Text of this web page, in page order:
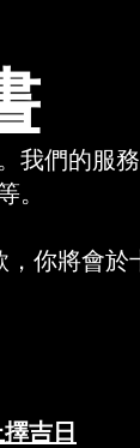
我們的服
。​
你將會於
吉日